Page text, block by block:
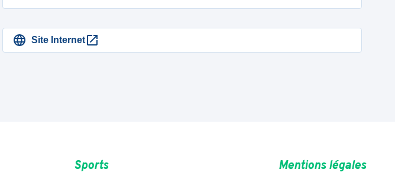
Site Internet
Sports Mentions légales